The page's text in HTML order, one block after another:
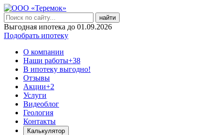
найти
Выгодная ипотека до 01.09.2026
Подобрать ипотеку
О компании
Наши работы+38
В ипотеку выгодно!
Отзывы
Акции+2
Услуги
Видеоблог
Геология
Контакты
Калькулятор